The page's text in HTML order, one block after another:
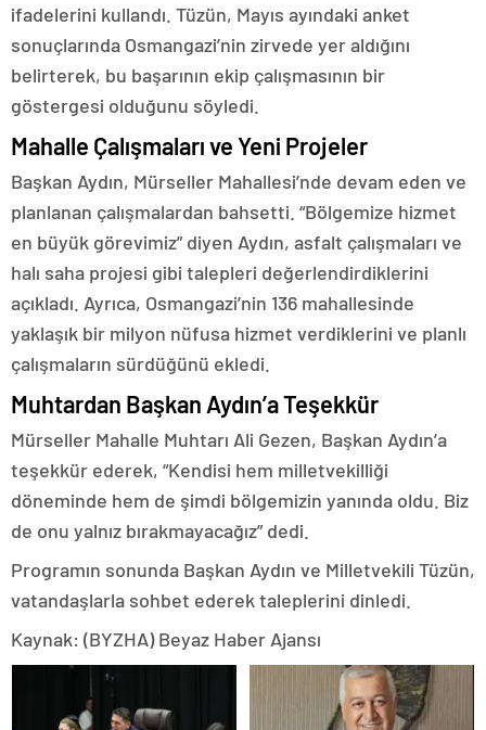
ifadelerini kullandı. Tüzün, Mayıs ayındaki anket
sonuçlarında Osmangazi’nin zirvede yer aldığını
belirterek, bu başarının ekip çalışmasının bir
göstergesi olduğunu söyledi.
Mahalle Çalışmaları ve Yeni Projeler
Başkan Aydın, Mürseller Mahallesi’nde devam eden ve
planlanan çalışmalardan bahsetti. “Bölgemize hizmet
en büyük görevimiz” diyen Aydın, asfalt çalışmaları ve
halı saha projesi gibi talepleri değerlendirdiklerini
açıkladı. Ayrıca, Osmangazi’nin 136 mahallesinde
yaklaşık bir milyon nüfusa hizmet verdiklerini ve planlı
çalışmaların sürdüğünü ekledi.
Muhtardan Başkan Aydın’a Teşekkür
Mürseller Mahalle Muhtarı Ali Gezen, Başkan Aydın’a
teşekkür ederek, “Kendisi hem milletvekilliği
döneminde hem de şimdi bölgemizin yanında oldu. Biz
de onu yalnız bırakmayacağız” dedi.
Programın sonunda Başkan Aydın ve Milletvekili Tüzün,
vatandaşlarla sohbet ederek taleplerini dinledi.
Kaynak: (BYZHA) Beyaz Haber Ajansı